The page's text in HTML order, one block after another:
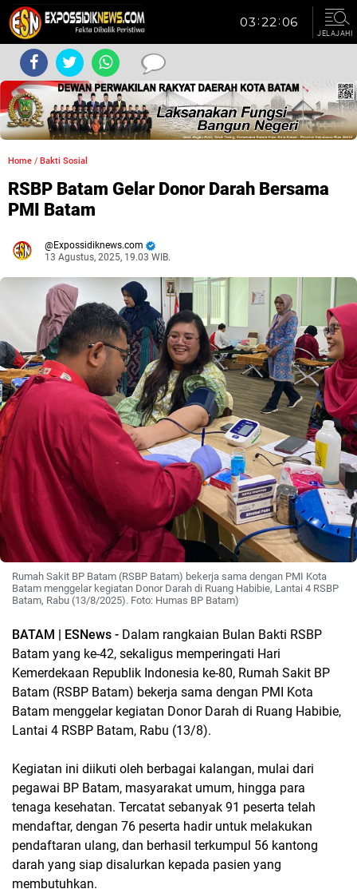
JELAJAHI
Home / Bakti Sosial
RSBP Batam Gelar Donor Darah Bersama
PMI Batam
Expossidiknews.com
13 Agustus, 2025, 19.03 WIB.
Rumah Sakit BP Batam (RSBP Batam) bekerja sama dengan PMI Kota
Batam menggelar kegiatan Donor Darah di Ruang Habibie, Lantai 4 RSBP
Batam, Rabu (13/8/2025). Foto: Humas BP Batam)
BATAM | ESNews - Dalam rangkaian Bulan Bakti RSBP
Batam yang ke-42, sekaligus memperingati Hari
Kemerdekaan Republik Indonesia ke-80, Rumah Sakit BP
Batam (RSBP Batam) bekerja sama dengan PMI Kota
Batam menggelar kegiatan Donor Darah di Ruang Habibie,
Lantai 4 RSBP Batam, Rabu (13/8).
Kegiatan ini diikuti oleh berbagai kalangan, mulai dari
pegawai BP Batam, masyarakat umum, hingga para
tenaga kesehatan. Tercatat sebanyak 91 peserta telah
mendaftar, dengan 76 peserta hadir untuk melakukan
pendaftaran ulang, dan berhasil terkumpul 56 kantong
darah yang siap disalurkan kepada pasien yang
membutuhkan.